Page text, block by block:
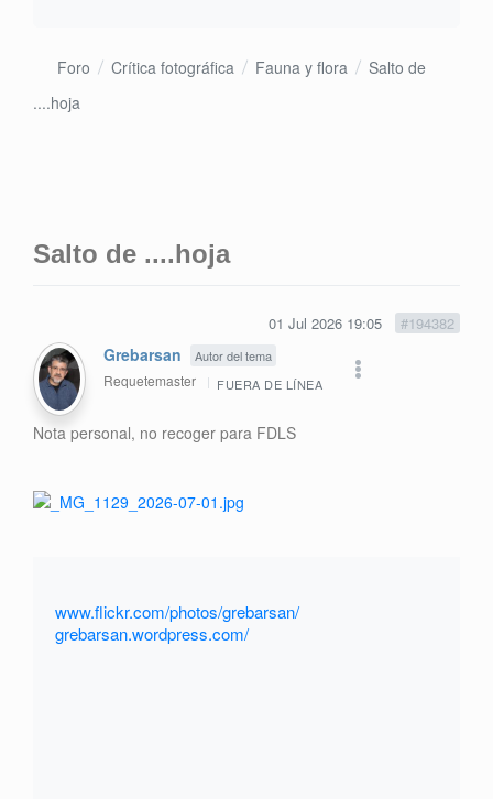
Foro Crítica fotográfica Fauna y flora
Salto de
....hoja
Salto de ....hoja
01 Jul 2026 19:05 #194382
Grebarsan Autor del tema
Requetemaster FUERA DE LÍNEA
Nota personal, no recoger para FDLS
www.flickr.com/photos/grebarsan/
grebarsan.wordpress.com/